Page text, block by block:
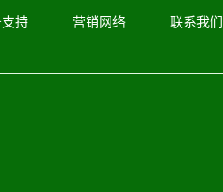
持 营销网络 联系我们